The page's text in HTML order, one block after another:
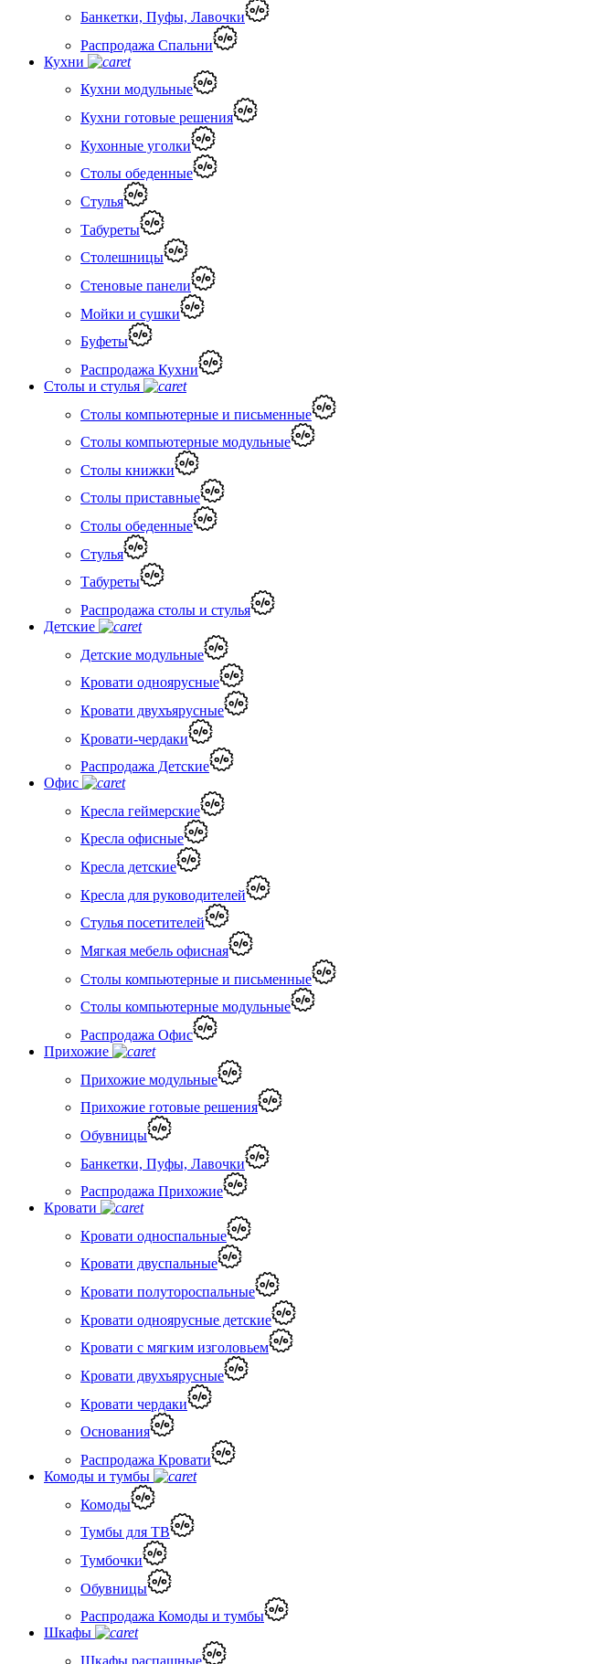
Банкетки, Пуфы, Лавочки
Распродажа Спальни
Кухни
Кухни модульные
Кухни готовые решения
Кухонные уголки
Столы обеденные
Стулья
Табуреты
Столешницы
Стеновые панели
Мойки и сушки
Буфеты
Распродажа Кухни
Столы и стулья
Столы компьютерные и письменные
Столы компьютерные модульные
Столы книжки
Столы приставные
Столы обеденные
Стулья
Табуреты
Распродажа столы и стулья
Детские
Детские модульные
Кровати одноярусные
Кровати двухъярусные
Кровати-чердаки
Распродажа Детские
Офис
Кресла геймерские
Кресла офисные
Кресла детские
Кресла для руководителей
Стулья посетителей
Мягкая мебель офисная
Столы компьютерные и письменные
Столы компьютерные модульные
Распродажа Офис
Прихожие
Прихожие модульные
Прихожие готовые решения
Обувницы
Банкетки, Пуфы, Лавочки
Распродажа Прихожие
Кровати
Кровати односпальные
Кровати двуспальные
Кровати полутороспальные
Кровати одноярусные детские
Кровати с мягким изголовьем
Кровати двухъярусные
Кровати чердаки
Основания
Распродажа Кровати
Комоды и тумбы
Комоды
Тумбы для ТВ
Тумбочки
Обувницы
Распродажа Комоды и тумбы
Шкафы
Шкафы распашные